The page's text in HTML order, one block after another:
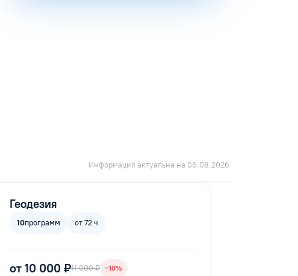
Информация актуальна на 06.08.2026
Геодезия
10программ от 72 ч
от 10 000 ₽11 000 ₽ −10%